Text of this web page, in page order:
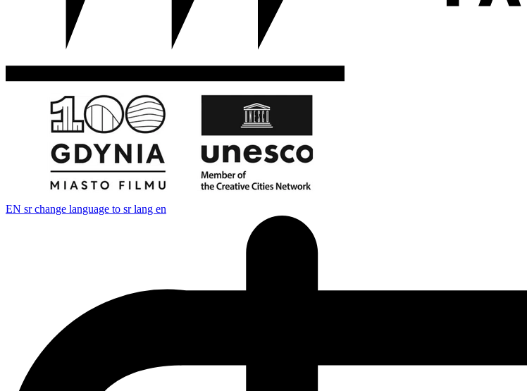
EN sr change language to sr lang en